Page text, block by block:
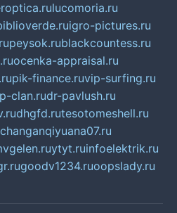
lucomoria.ru
igro-pictures.ru
peysok.rublackcountess.ru
ocenka-appraisal.ru
pik-finance.ruvip-surfing.ru
clan.rudr-pavlush.ru
dhgfd.rutesotomeshell.ru
changanqiyuana07.ru
ytyt.ruinfoelektrik.ru
goodv1234.ruoopslady.ru